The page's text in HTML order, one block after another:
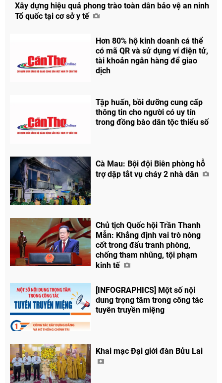
Facebook
Xây dựng hiệu quả phong trào toàn dân bảo vệ an ninh
Tổ quốc tại cơ sở y tế
Hơn 80% hộ kinh doanh cá thể
có mã QR và sử dụng ví điện tử,
tài khoản ngân hàng để giao
dịch
Tập huấn, bồi dưỡng cung cấp
thông tin cho người có uy tín
trong đồng bào dân tộc thiểu số
Cà Mau: Bội đội Biên phòng hỗ
trợ dập tắt vụ cháy 2 nhà dân
Chủ tịch Quốc hội Trần Thanh
Mẫn: Khẳng định vai trò nòng
cốt trong đấu tranh phòng,
chống tham nhũng, tội phạm
kinh tế
[INFOGRAPHICS] Một số nội
dung trọng tâm trong công tác
tuyên truyền miệng
Khai mạc Đại giới đàn Bửu Lai